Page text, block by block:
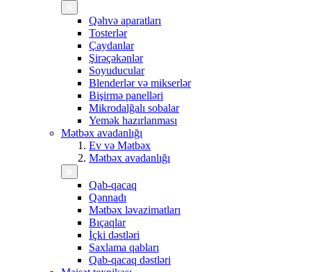
Qəhvə aparatları
Tosterlər
Çaydanlar
Şirəçəkənlər
Soyuducular
Blenderlər və mikserlər
Bişirmə panelləri
Mikrodalğalı sobalar
Yemək hazırlanması
Mətbəx avadanlığı
Ev və Mətbəx
Mətbəx avadanlığı
Qab-qacaq
Qənnadı
Mətbəx ləvazimatları
Bıçaqlar
İçki dəstləri
Saxlama qabları
Qab-qacaq dəstləri